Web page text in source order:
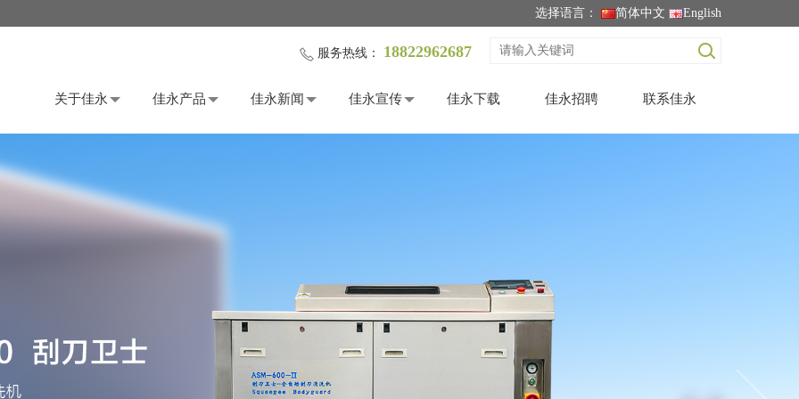
选择语言： 简体中文 English
服务热线： 18822962687
关于佳永 佳永产品 佳永新闻 佳永宣传 佳永下载 佳永招聘 联系佳永